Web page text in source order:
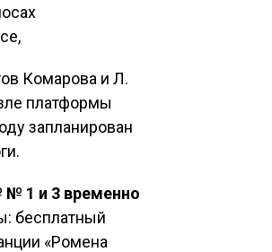
Комарова и Л.
платформы
запланирован
1 и 3 временно
бесплатный
«Ромена